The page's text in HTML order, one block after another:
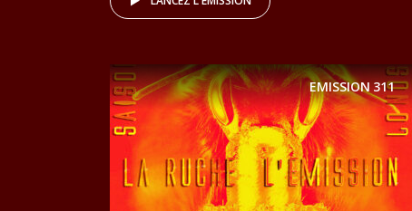
EMISSION311